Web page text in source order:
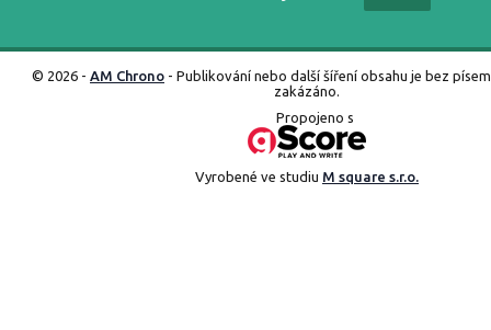
© 2026 - AM Chrono - Publikování nebo další šíření obsahu je bez
zakázáno.
Propojeno s
Vyrobené ve studiu M square s.r.o.